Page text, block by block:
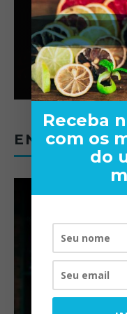
Receba
com os
do